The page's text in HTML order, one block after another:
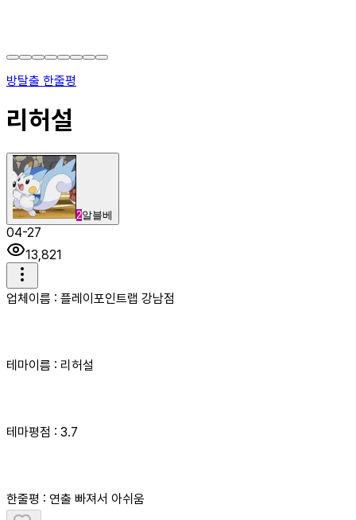
방탈출 한줄평
리허설
2알블베
04-27
13,821
업체이름 : 플레이포인트랩 강남점
테마이름 : 리허설
테마평점 : 3.7
한줄평 : 연출 빠져서 아쉬움